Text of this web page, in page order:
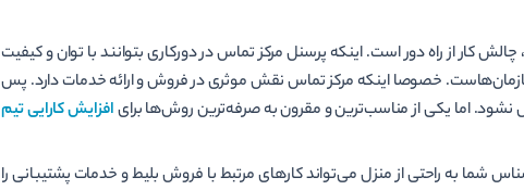
کار از راه دور است. اینکه پرسنل مرکز تماس در دورکاری بتوانند با توان و کیفیت
خصوصا اینکه مرکز تماس نقش موثری در فروش و ارائه خدمات دارد. پس
نشود. اما یکی از مناسب‌ترین و مقرون ‌به ‌صرفه‌ترین روش‌ها برایافزایش کارایی تیم
شما به راحتی از منزل می‌تواند کارهای مرتبط با فروش بلیط و خدمات پشتیبانی را